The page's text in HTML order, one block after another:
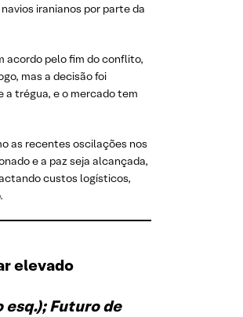
iranianos por parte da
acordo pelo fim do conflito,
mas a decisão foi
a trégua, e o mercado tem
as recentes oscilações nos
e a paz seja alcançada,
custos logísticos,
elevado
Futuro de